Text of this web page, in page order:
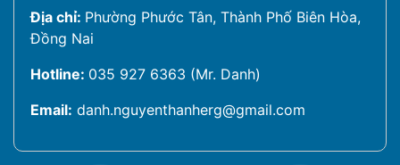
Địa chỉ: Phường Phước Tân, Thành Phố Biên Hòa,
Đồng Nai
Hotline: 035 927 6363 (Mr. Danh)
Email: danh.nguyenthanherg@gmail.com